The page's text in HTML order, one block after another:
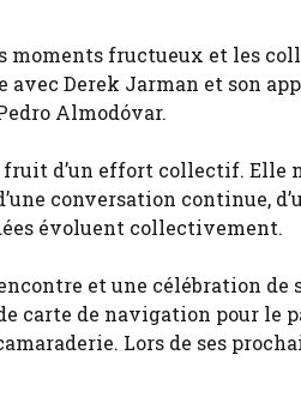
fructueux et les
avec Derek Jarman et son
Almodóvar.
d’un effort collectif. Elle
conversation continue,
évoluent collectivement.
et une célébration de
carte de navigation pour le
Lors de ses